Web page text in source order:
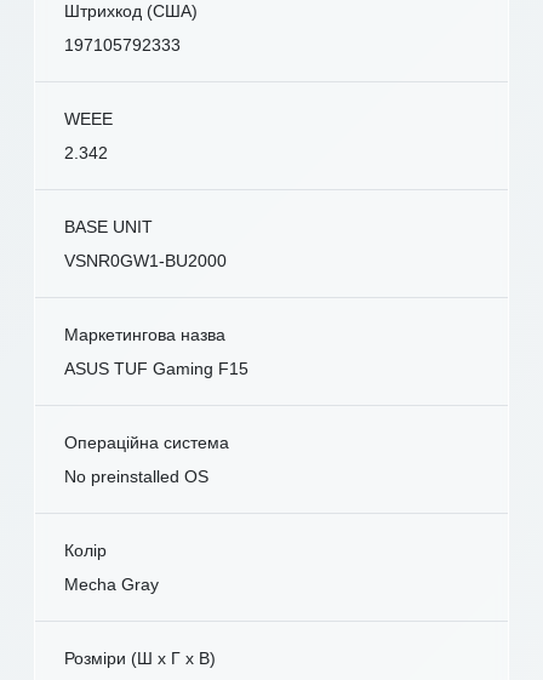
Штрихкод (США)
197105792333
WEEE
2.342
BASE UNIT
VSNR0GW1-BU2000
Маркетингова назва
ASUS TUF Gaming F15
Операційна система
No preinstalled OS
Колір
Mecha Gray
Розміри (Ш x Г x В)